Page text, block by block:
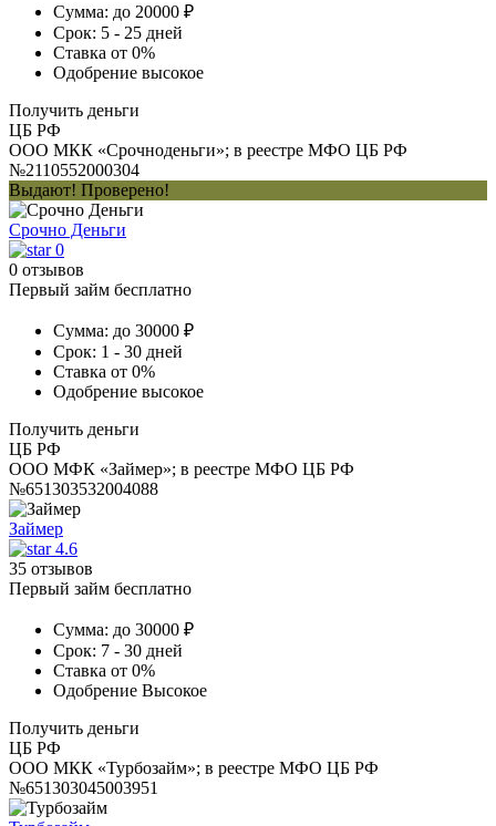
Сумма: до 20000 ₽
Срок: 5 - 25 дней
Ставка от 0%
Одобрение высокое
Получить деньги
ЦБ РФ
ООО МКК «Срочноденьги»; в реестре МФО ЦБ РФ
№2110552000304
Выдают! Проверено!
Срочно Деньги
0
0 отзывов
Первый займ бесплатно
Сумма: до 30000 ₽
Срок: 1 - 30 дней
Ставка от 0%
Одобрение высокое
Получить деньги
ЦБ РФ
ООО МФК «Займер»; в реестре МФО ЦБ РФ
№651303532004088
Займер
4.6
35 отзывов
Первый займ бесплатно
Сумма: до 30000 ₽
Срок: 7 - 30 дней
Ставка от 0%
Одобрение Высокое
Получить деньги
ЦБ РФ
ООО МКК «Турбозайм»; в реестре МФО ЦБ РФ
№651303045003951